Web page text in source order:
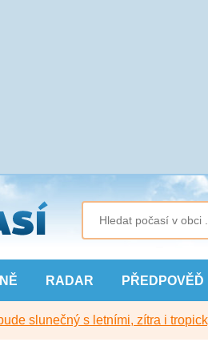
RADAR PŘEDPOVĚĎ
slunečný s letními, zítra i